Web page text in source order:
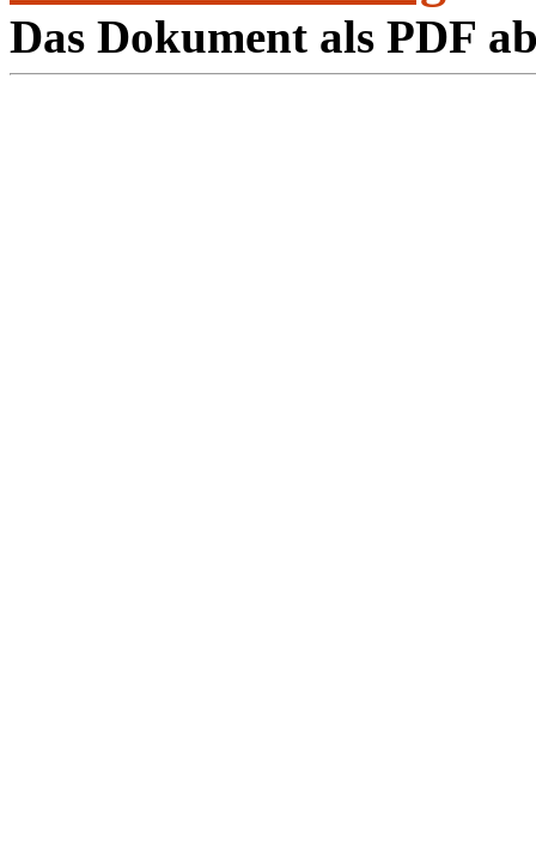
Das Dokument als PDF